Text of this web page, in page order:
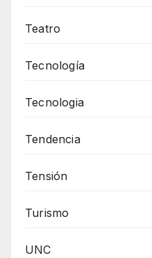
Teatro
Tecnología
Tecnologia
Tendencia
Tensión
Turismo
UNC